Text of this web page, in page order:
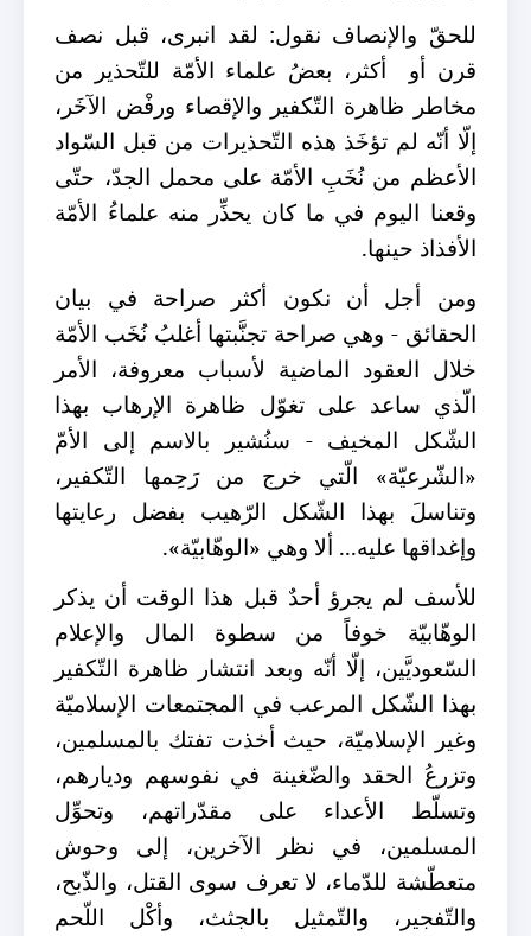
للحقّ والإنصاف نقول: لقد انبرى، قبل نصف
قرن أو أكثر، بعضُ علماء الأمّة للتّحذير من
مخاطر ظاهرة التّكفير والإقصاء ورفْض الآخَر،
إلّا أنّه لم تؤخَذ هذه التّحذيرات من قبل السّواد
الأعظم من نُخَبِ الأمّة على محمل الجدّ، حتّى
وقعنا اليوم في ما كان يحذِّر منه علماءُ الأمّة
الأفذاذ حينها.
ومن أجل أن نكون أكثر صراحة في بيان
الحقائق - وهي صراحة تجنَّبتها أغلبُ نُخَب الأمّة
خلال العقود الماضية لأسباب معروفة، الأمر
الّذي ساعد على تغوّل ظاهرة الإرهاب بهذا
الشّكل المخيف - سنُشير بالاسم إلى الأمّ
«الشّرعيّة» الّتي خرج من رَحِمها التّكفير،
وتناسلَ بهذا الشّكل الرّهيب بفضل رعايتها
وإغداقها عليه... ألا وهي «الوهّابيّة».
للأسف لم يجرؤ أحدٌ قبل هذا الوقت أن يذكر
الوهّابيّة خوفاً من سطوة المال والإعلام
السّعوديَّين، إلّا أنّه وبعد انتشار ظاهرة التّكفير
بهذا الشّكل المرعب في المجتمعات الإسلاميّة
وغير الإسلاميّة، حيث أخذت تفتك بالمسلمين،
وتزرعُ الحقد والضّغينة في نفوسهم وديارهم،
وتسلّط الأعداء على مقدّراتهم، وتحوِّل
المسلمين، في نظر الآخرين، إلى وحوش
متعطّشة للدّماء، لا تعرف سوى القتل، والذّبح،
والتّفجير، والتّمثيل بالجثث، وأكْل اللّحم